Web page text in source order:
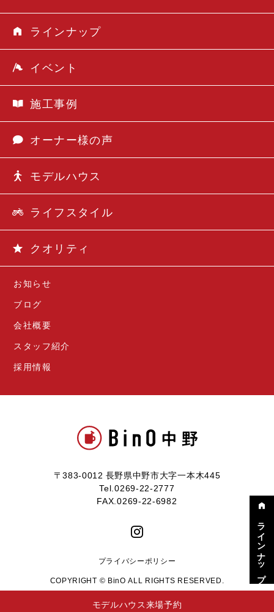
〒383-0012 長野県中野市大字一本木445
Tel.0269-22-2777
FAX.0269-22-6982
お知らせ
ブログ
会社概要
スタッフ紹介
採用情報
ラインナップ
イベント
施工事例
オーナー様の声
モデルハウス
ライフスタイル
クオリティ
プライバシーポリシー
COPYRIGHT © BinO ALL RIGHTS RESERVED.
モデルハウス来場予約
ラインナップ